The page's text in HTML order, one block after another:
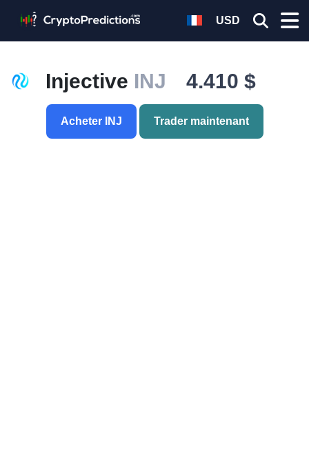
USD
Injective INJ 4.410 $
Acheter INJ Trader maintenant